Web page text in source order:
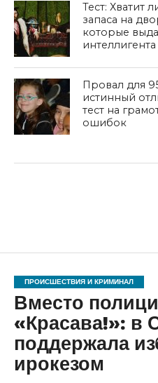
Тест: Хватит
запаса на
которые
интеллигента
Провал для
истинный
тест на
ошибок
ПРОИСШЕСТВИЯ И КРИМИНАЛ
Вместо
«Красава!»: в
поддержала
ирокезом